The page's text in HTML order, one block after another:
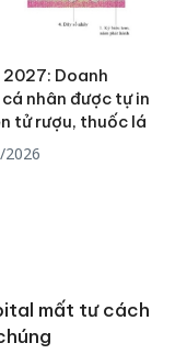
2027: Doanh
nhân được tự in
tử rượu, thuốc lá
mất tư cách